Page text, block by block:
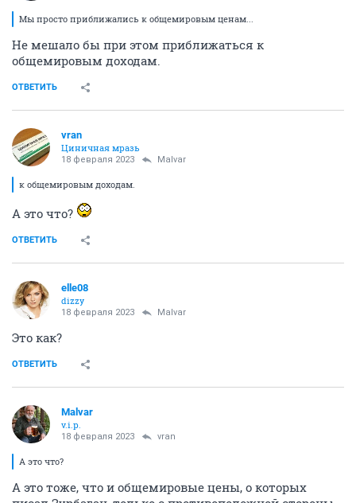
Мы просто приближались к общемировым ценам...
Не мешало бы при этом приближаться к
общемировым доходам.
ОТВЕТИТЬ
vran
Циничная мразь
18 февраля 2023 Malvar
к общемировым доходам.
А это что?
ОТВЕТИТЬ
elle08
dizzy
18 февраля 2023 Malvar
Это как?
ОТВЕТИТЬ
Malvar
v.i.p.
18 февраля 2023 vran
А это что?
А это тоже, что и общемировые цены, о которых